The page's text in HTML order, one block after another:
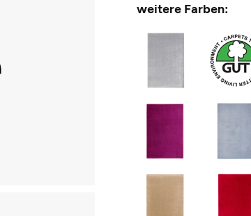
weitere Farben: